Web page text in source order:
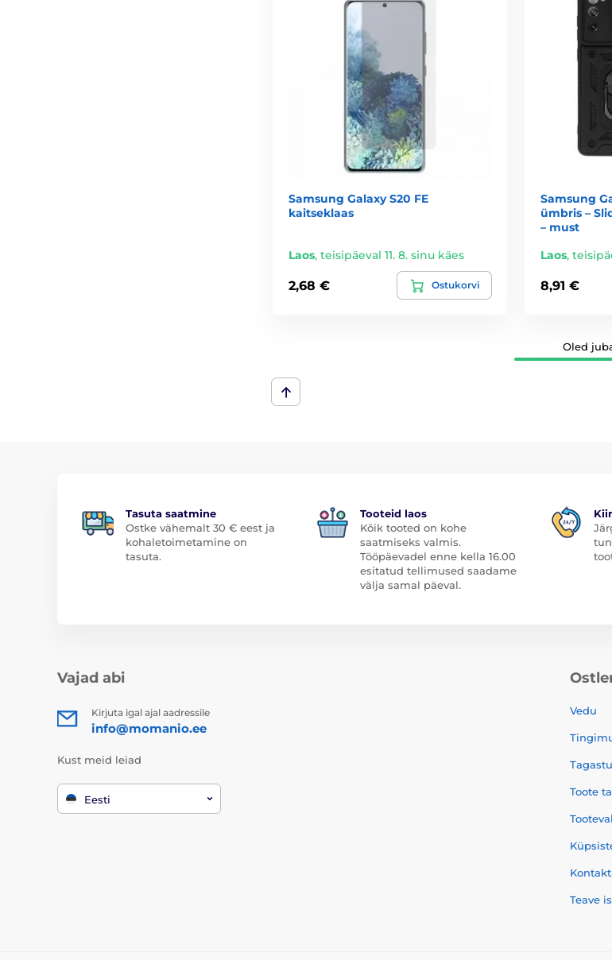
Samsung Galaxy S20 FE
kaitseklaas
Laos, teisipäeval 11. 8. sinu käes
2,68 € Ostukorvi
Samsung
ümbris –
– must
Laos,
8,91 €
Oled
Tasuta saatmine
Ostke vähemalt 30 € eest ja
kohaletoimetamine on
tasuta.
Tooteid laos
Kõik tooted on kohe
saatmiseks valmis.
Tööpäevadel enne kella 16.00
esitatud tellimused saadame
välja samal päeval.
Vajad abi
Kirjuta igal ajal aadressile
info@momanio.ee
Kust meid leiad
Eesti
Vedu
Toote
Teave